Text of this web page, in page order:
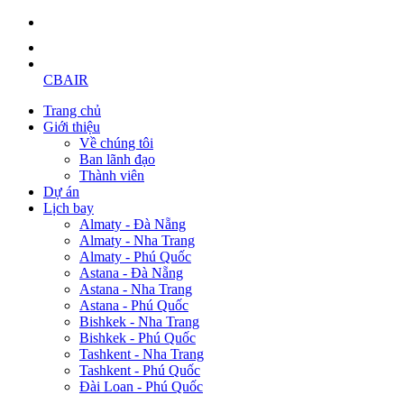
CBAIR
Trang chủ
Giới thiệu
Về chúng tôi
Ban lãnh đạo
Thành viên
Dự án
Lịch bay
Almaty - Đà Nẵng
Almaty - Nha Trang
Almaty - Phú Quốc
Astana - Đà Nẵng
Astana - Nha Trang
Astana - Phú Quốc
Bishkek - Nha Trang
Bishkek - Phú Quốc
Tashkent - Nha Trang
Tashkent - Phú Quốc
Đài Loan - Phú Quốc